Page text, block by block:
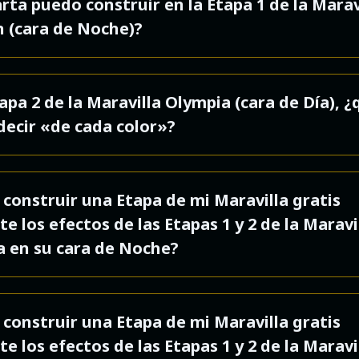
(cara de Noche)?
la séptima carta cuando juegues con
juego básico, la octava, cuando juegues con
CitiesoArmada, y la novena, cuando
se activa al final de cada Era, empezando
se construya la Etapa. Si consigues construirla
Era I, podrás activarlo 3 veces a lo largo de
2 de la Maravilla Olympia (cara de Día),
«de cada color»?
carta Marrón, Gris, Amarilla, Roja, Verde, Azul y
Negra si juegas con la expansiónCities). En
si en tu ciudad aún no está el color de la
recursos para construir la Estructura de la
construir una Etapa de mi Maravilla gratis
los efectos de las Etapas 1 y 2 de la
en su cara de Noche?
de Era(Estructuras), no a las Etapas de las
construir una Etapa de mi Maravilla gratis
los efectos de las Etapas 1 y 2 de la